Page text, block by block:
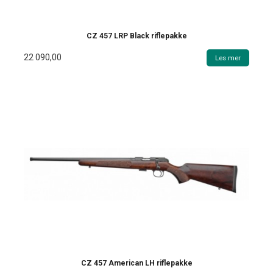
CZ 457 LRP Black riflepakke
22 090,00 Les mer
CZ 457 American LH riflepakke